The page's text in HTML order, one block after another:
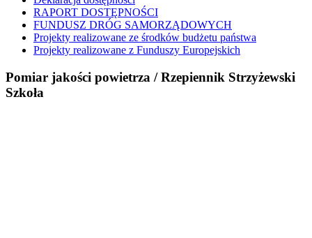
RAPORT DOSTĘPNOŚCI
FUNDUSZ DRÓG SAMORZĄDOWYCH
Projekty realizowane ze środków budżetu państwa
Projekty realizowane z Funduszy Europejskich
Pomiar jakości powietrza / Rzepiennik Strzyżewski
Szkoła